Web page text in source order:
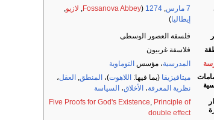
7 مارس ,
1274
(
Fossanova Abbey
, لازيو,
إيطاليا)
فلسفة العصور الوسطى
فلاسفة غربيون
المدرسية، مؤسس التوماوية
ميتافيزيقا (بما فيها: اللاهوت)، المنطق, العقل،
نظرية المعرفة، الأخلاق، السياسة
Five Proofs for God's Existence, Principle of
double effect